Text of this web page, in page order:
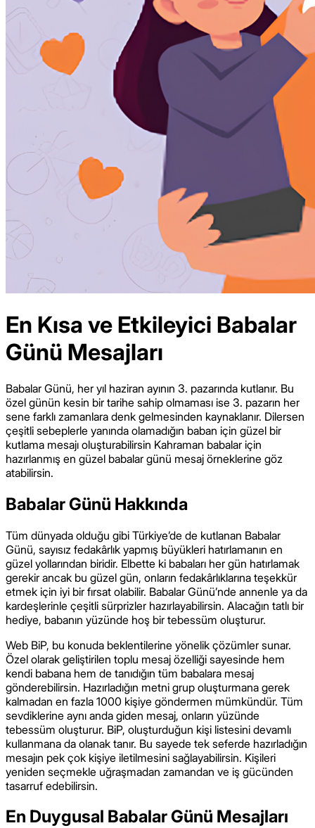
En Kısa ve Etkileyici Babalar
Günü Mesajları
Babalar Günü, her yıl haziran ayının 3. pazarında kutlanır. Bu
özel günün kesin bir tarihe sahip olmaması ise 3. pazarın her
sene farklı zamanlara denk gelmesinden kaynaklanır. Dilersen
çeşitli sebeplerle yanında olamadığın baban için güzel bir
kutlama mesajı oluşturabilirsin Kahraman babalar için
hazırlanmış en güzel babalar günü mesaj örneklerine göz
atabilirsin.
Babalar Günü Hakkında
Tüm dünyada olduğu gibi Türkiye’de de kutlanan Babalar
Günü, sayısız fedakârlık yapmış büyükleri hatırlamanın en
güzel yollarından biridir. Elbette ki babaları her gün hatırlamak
gerekir ancak bu güzel gün, onların fedakârlıklarına teşekkür
etmek için iyi bir fırsat olabilir. Babalar Günü’nde annenle ya da
kardeşlerinle çeşitli sürprizler hazırlayabilirsin. Alacağın tatlı bir
hediye, babanın yüzünde hoş bir tebessüm oluşturur.
Web BiP, bu konuda beklentilerine yönelik çözümler sunar.
Özel olarak geliştirilen toplu mesaj özelliği sayesinde hem
kendi babana hem de tanıdığın tüm babalara mesaj
gönderebilirsin. Hazırladığın metni grup oluşturmana gerek
kalmadan en fazla 1000 kişiye göndermen mümkündür. Tüm
sevdiklerine aynı anda giden mesaj, onların yüzünde
tebessüm oluşturur. BiP, oluşturduğun kişi listesini devamlı
kullanmana da olanak tanır. Bu sayede tek seferde hazırladığın
mesajın pek çok kişiye iletilmesini sağlayabilirsin. Kişileri
yeniden seçmekle uğraşmadan zamandan ve iş gücünden
tasarruf edebilirsin.
En Duygusal Babalar Günü Mesajları